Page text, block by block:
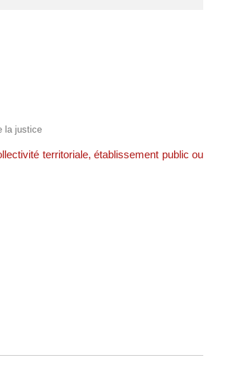
la justice
territoriale, établissement public ou